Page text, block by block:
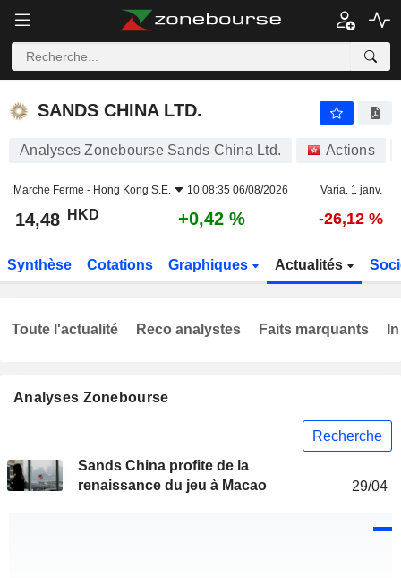
SANDS CHINA LTD.
SANDS CHINA LTD.
Analyses Zonebourse Sands China Ltd. Actions
Marché Fermé - Hong Kong S.E. 10:08:35 06/08/2026 Varia. 1 janv.
14,48 HKD +0,42 % -26,12 %
Synthèse Cotations Graphiques Actualités
Analyses Zonebourse
Recherche
Sands China profite de la
renaissance du jeu à Macao
29/04
Toute l'actualité Reco analystes Faits marquants